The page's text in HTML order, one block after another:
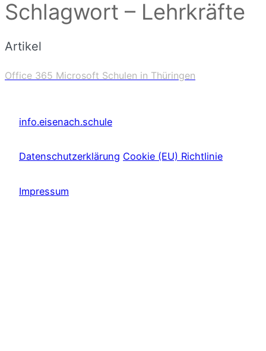
Schlagwort – Lehrkräfte
Artikel
Office 365 Microsoft Schulen in Thüringen
info.eisenach.schule
Datenschutzerklärung Cookie (EU) Richtlinie
Impressum